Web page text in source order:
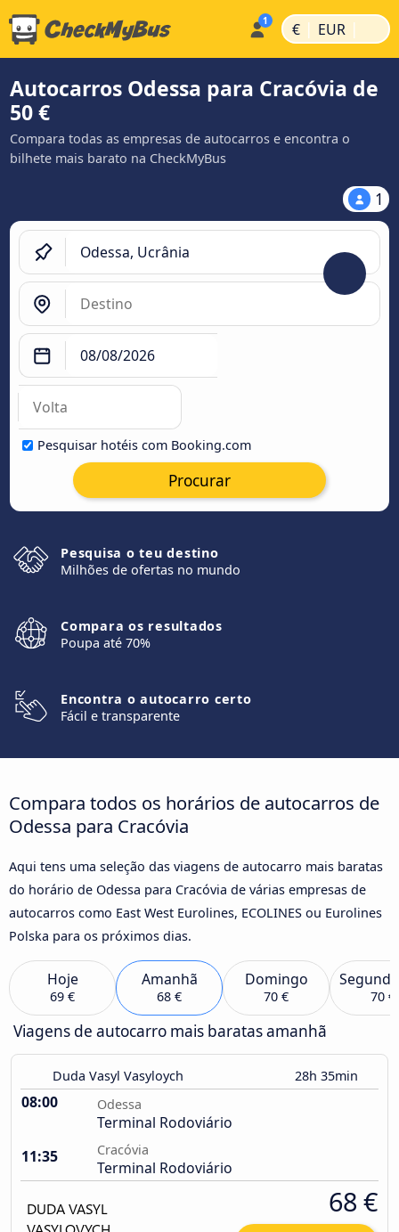
€ | EUR |
Autocarros Odessa para Cracóvia de
50 €
Compara todas as empresas de autocarros e encontra o
bilhete mais barato na CheckMyBus
1
Pesquisar hotéis com Booking.com
Procurar
Pesquisa o teu destino
Milhões de ofertas no mundo
Compara os resultados
Poupa até 70%
Encontra o autocarro certo
Fácil e transparente
Compara todos os horários de autocarros de
Odessa para Cracóvia
Aqui tens uma seleção das viagens de autocarro mais baratas
do horário de Odessa para Cracóvia de várias empresas de
autocarros como East West Eurolines, ECOLINES ou Eurolines
Polska para os próximos dias.
Hoje
69 €
Amanhã
68 €
Domingo
70 € 70 €
Viagens de autocarro mais baratas amanhã
Duda Vasyl Vasyloych 28h 35min
08:00 Odessa
Terminal Rodoviário
11:35
Cracóvia
Terminal Rodoviário
68 €